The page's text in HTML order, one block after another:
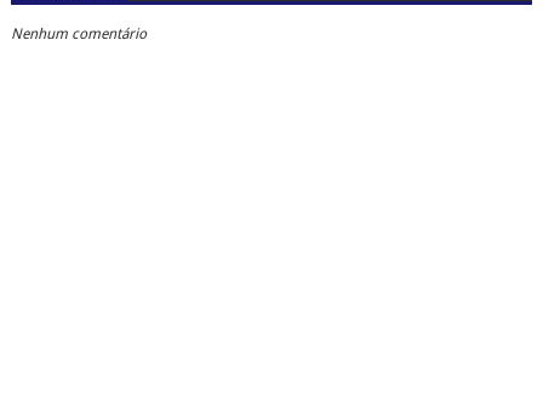
Nenhum comentário